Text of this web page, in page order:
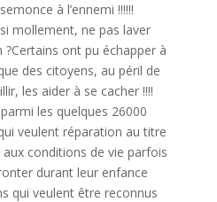
à l’ennemi !!!!!!
mollement, ne pas laver
?Certains ont pu échapper à
des citoyens, au péril de
les aider à se cacher !!!!
les quelques 26000
veulent réparation au titre
conditions de vie parfois
durant leur enfance
qui veulent être reconnus